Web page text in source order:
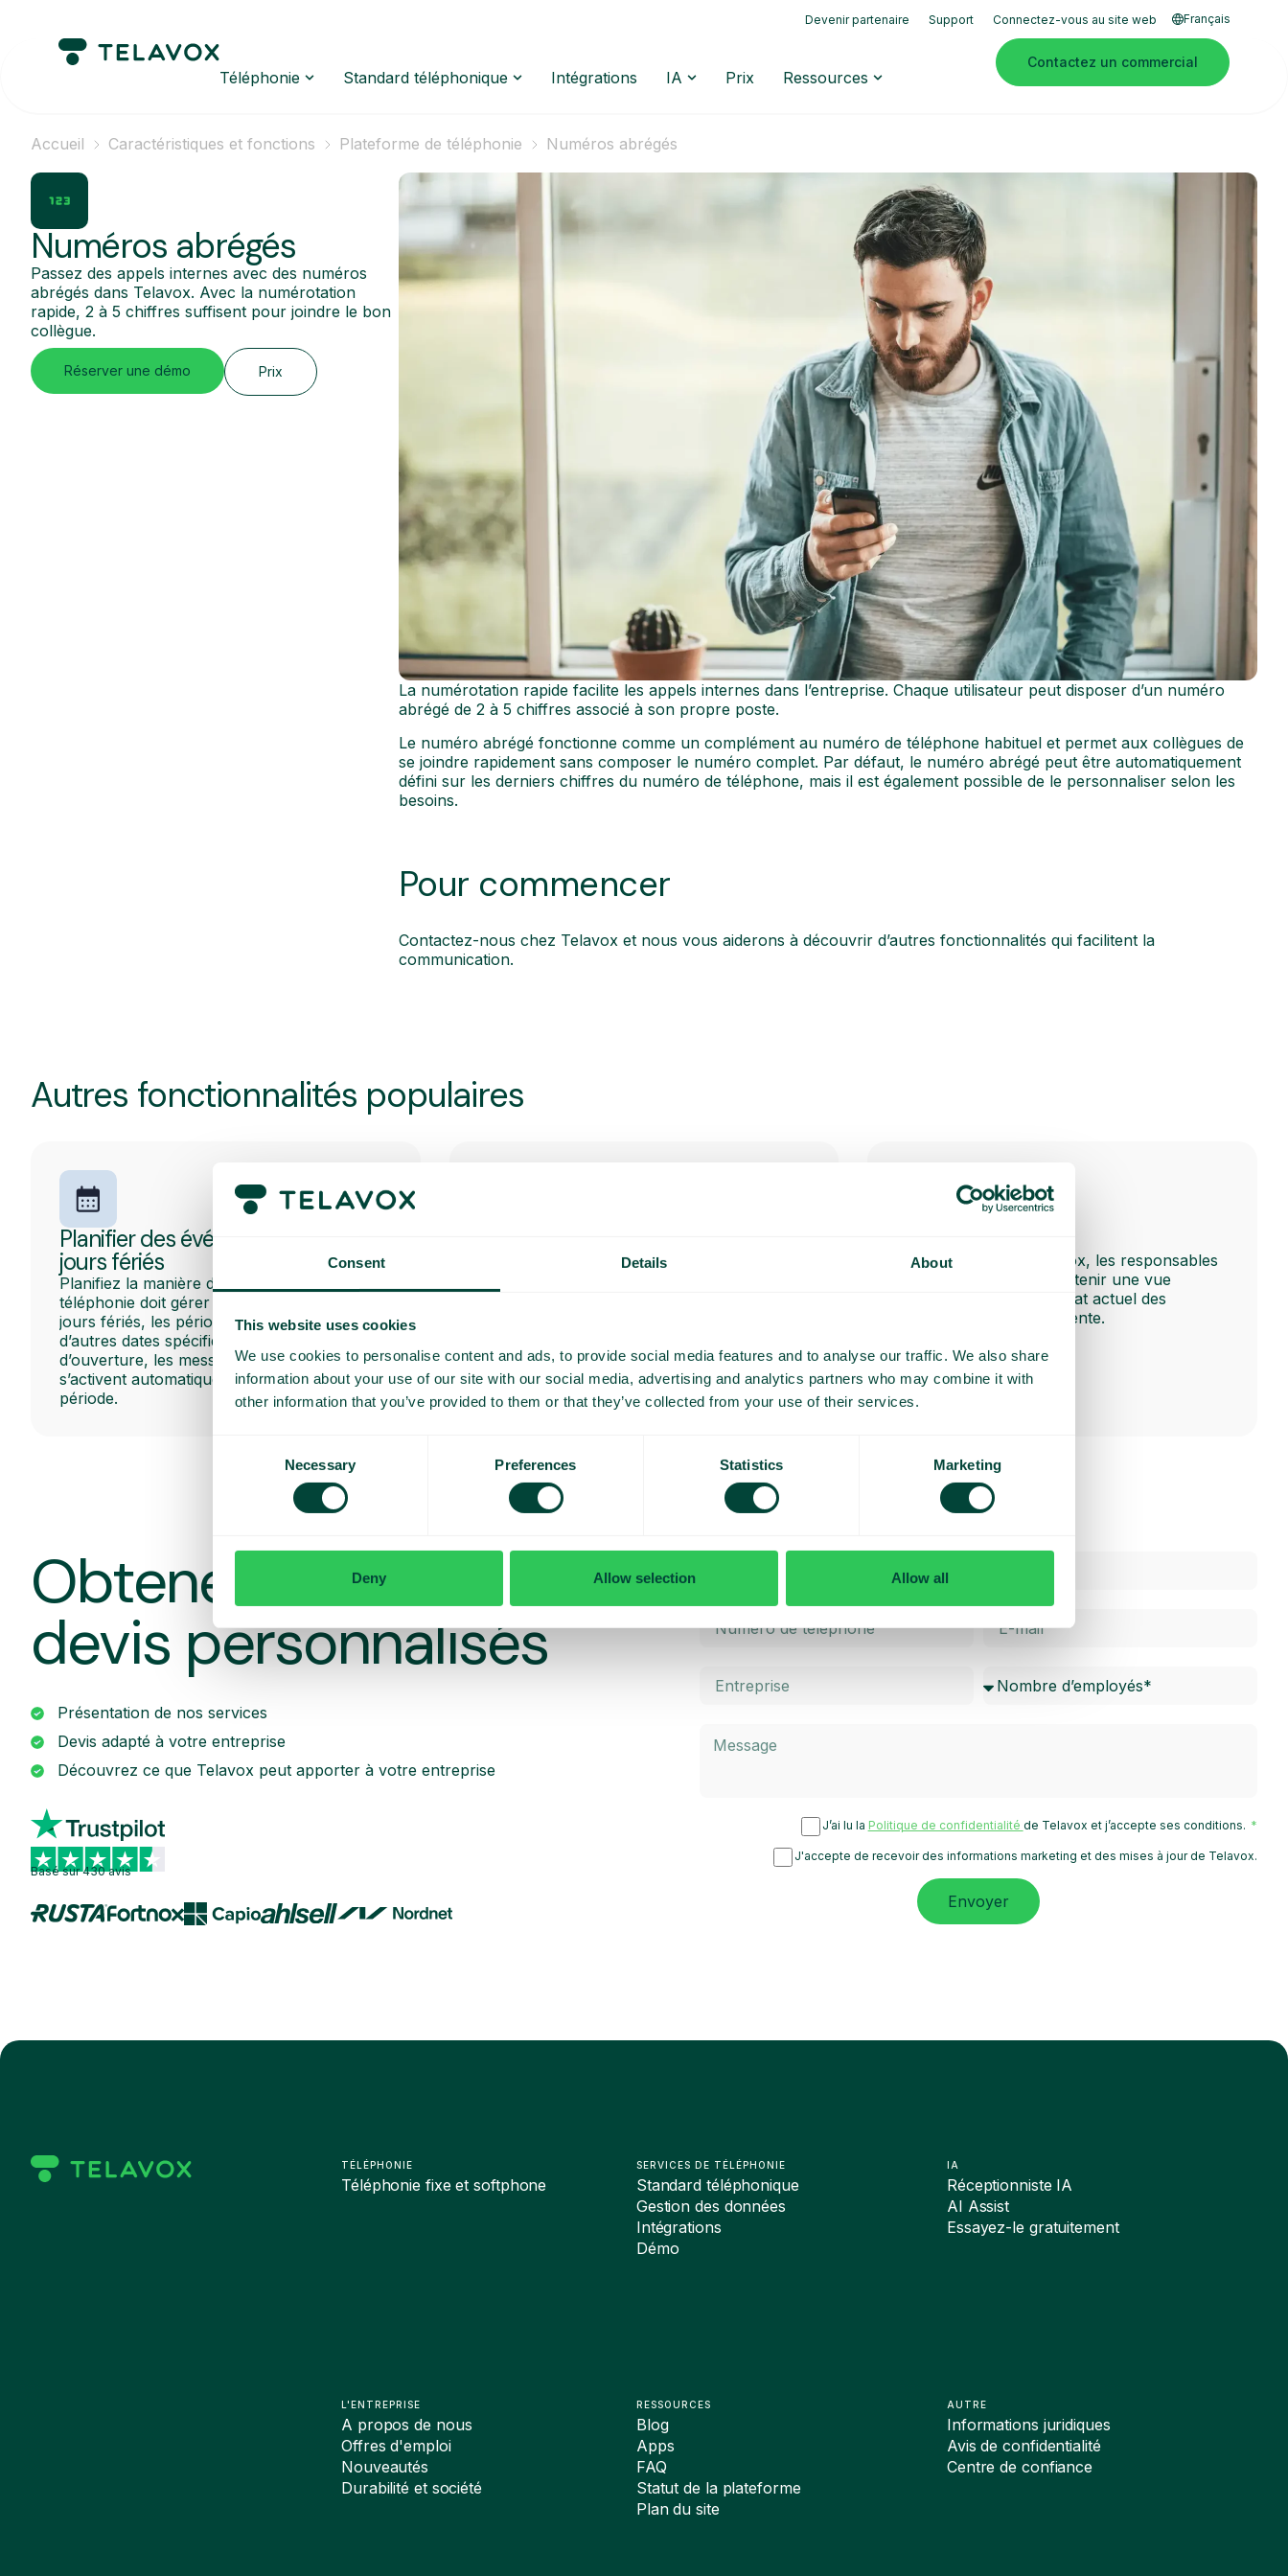
Consent Details About
This website uses cookies
We use cookies to personalise content and ads, to provide social media features and to analyse our traffic. We also share
information about your use of our site with our social media, advertising and analytics partners who may combine it with
other information that you’ve provided to them or that they’ve collected from your use of their services.
Necessary Preferences Statistics Marketing
Deny Allow selection Allow all
Devenir partenaire Support Connectez-vous au site web Français
Téléphonie Standard téléphonique Intégrations IA Prix Ressources
Contactez un commercial
Accueil Caractéristiques et fonctions Plateforme de téléphonie Numéros abrégés
Numéros abrégés
Passez des appels internes avec des numéros
abrégés dans Telavox. Avec la numérotation
rapide, 2 à 5 chiffres suffisent pour joindre le bon
collègue.
Réserver une démo Prix
La numérotation rapide facilite les appels internes dans l’entreprise. Chaque utilisateur peut disposer d’un numéro
abrégé de 2 à 5 chiffres associé à son propre poste.
Le numéro abrégé fonctionne comme un complément au numéro de téléphone habituel et permet aux collègues de
se joindre rapidement sans composer le numéro complet. Par défaut, le numéro abrégé peut être automatiquement
défini sur les derniers chiffres du numéro de téléphone, mais il est également possible de le personnaliser selon les
besoins.
Pour commencer
Contactez-nous chez Telavox et nous vous aiderons à découvrir d’autres fonctionnalités qui facilitent la
communication.
Autres fonctionnalités populaires
Planifier des événements et des
jours fériés
Planifiez la manière dont la plateforme de
téléphonie doit gérer les appels pendant les
jours fériés, les périodes de vacances et
d’autres dates spécifiques. Les heures
d’ouverture, les messages et les flux d’appels
s’activent automatiquement au début de la
période.
Informez facilement vos clients par SMS
Dans l’application Telavox, les responsables
et managers peuvent obtenir une vue
d’ensemble rapide de l’état actuel des
effectifs et des files d’attente.
Obtenez une démo et un
devis personnalisés
Présentation de nos services
Devis adapté à votre entreprise
Découvrez ce que Telavox peut apporter à votre entreprise
Basé sur 430 avis
J’ai lu la Politique de confidentialité de Telavox et j’accepte ses conditions.
J'accepte de recevoir des informations marketing et des mises à jour de Telavox.
Envoyer
TÉLÉPHONIE
Téléphonie fixe et softphone
L'ENTREPRISE
A propos de nous
Offres d'emploi
Nouveautés
Durabilité et société
SERVICES DE TÉLÉPHONIE
Standard téléphonique
Gestion des données
Intégrations
Démo
RESSOURCES
Blog
Apps
FAQ
Statut de la plateforme
Plan du site
IA
Réceptionniste IA
AI Assist
Essayez-le gratuitement
AUTRE
Informations juridiques
Avis de confidentialité
Centre de confiance